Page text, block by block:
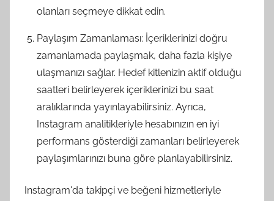
olanları seçmeye dikkat edin.
Paylaşım Zamanlaması: İçeriklerinizi doğru
zamanlamada paylaşmak, daha fazla kişiye
ulaşmanızı sağlar. Hedef kitlenizin aktif olduğu
saatleri belirleyerek içeriklerinizi bu saat
aralıklarında yayınlayabilirsiniz. Ayrıca,
Instagram analitikleriyle hesabınızın en iyi
performans gösterdiği zamanları belirleyerek
paylaşımlarınızı buna göre planlayabilirsiniz.
Instagram'da takipçi ve beğeni hizmetleriyle